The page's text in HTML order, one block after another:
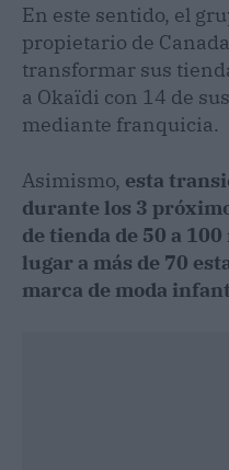
En este sentido, el
propietario de
transformar sus
a Okaïdi con 14 de
mediante franquicia.
Asimismo, esta
durante los 3
de tienda de 50 a
lugar a más de 70
marca de moda